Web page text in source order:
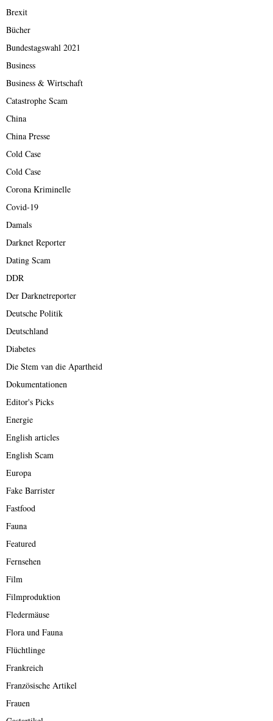
Brexit
Bücher
Bundestagswahl 2021
Business
Business & Wirtschaft
Catastrophe Scam
China
China Presse
Cold Case
Cold Case
Corona Kriminelle
Covid-19
Damals
Darknet Reporter
Dating Scam
DDR
Der Darknetreporter
Deutsche Politik
Deutschland
Diabetes
Die Stem van die Apartheid
Dokumentationen
Editor's Picks
Energie
English articles
English Scam
Europa
Fake Barrister
Fastfood
Fauna
Featured
Fernsehen
Film
Filmproduktion
Fledermäuse
Flora und Fauna
Flüchtlinge
Frankreich
Französische Artikel
Frauen